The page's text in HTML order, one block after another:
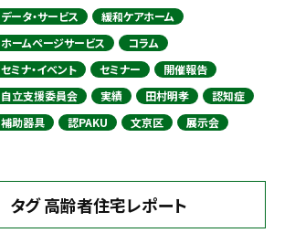
データ・サービス
緩和ケアホーム
ホームページサービス
コラム
セミナ・イベント
セミナー
開催報告
自立支援委員会
実績 田村明孝
認知症
補助器具
認PAKU 文京区 展示会
タグ 高齢者住宅レポート